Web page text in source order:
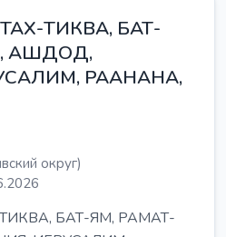
ТИКВА, БАТ-
АШДОД,
РААНАНА,
округ)
БАТ-ЯМ, РАМАТ-